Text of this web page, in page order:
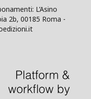
L’Asino
2b, 00185 Roma -